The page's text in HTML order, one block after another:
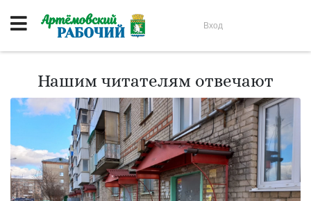
Вход
Нашим читателям отвечают